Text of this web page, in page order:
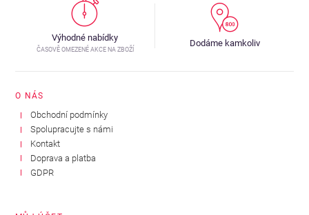
Výhodné nabídky
ČASOVĚ OMEZENÉ AKCE NA ZBOŽÍ
Dodáme kamkoliv
O NÁS
Obchodní podmínky
Spolupracujte s námi
Kontakt
Doprava a platba
GDPR